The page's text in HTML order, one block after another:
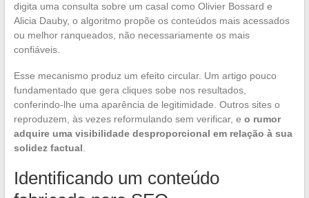
digita uma consulta sobre um casal como Olivier Bossard e
Alicia Dauby, o algoritmo propõe os conteúdos mais acessados
ou melhor ranqueados, não necessariamente os mais
confiáveis.
Esse mecanismo produz um efeito circular. Um artigo pouco
fundamentado que gera cliques sobe nos resultados,
conferindo-lhe uma aparência de legitimidade. Outros sites o
reproduzem, às vezes reformulando sem verificar, e o rumor
adquire uma visibilidade desproporcional em relação à sua
solidez factual.
Identificando um conteúdo